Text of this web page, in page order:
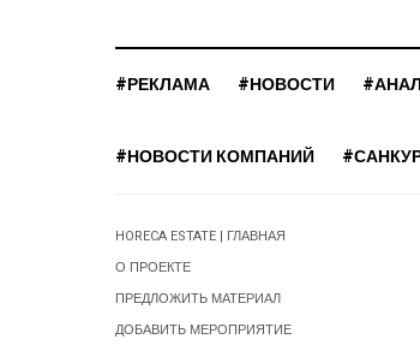
#РЕКЛАМА #НОВОСТИ
#НОВОСТИ КОМПАНИЙ
HORECA ESTATE | ГЛАВНАЯ
О ПРОЕКТЕ
ПРЕДЛОЖИТЬ МАТЕРИАЛ
ДОБАВИТЬ МЕРОПРИЯТИЕ